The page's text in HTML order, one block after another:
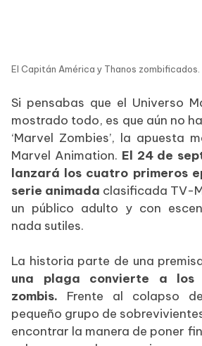
El Capitán América y Thanos zombificados.
Si pensabas que el Universo
mostrado todo, es que aún no
‘Marvel Zombies’, la apuesta
Marvel Animation. El 24 de
lanzará los cuatro primeros
serie animada clasificada TV-
un público adulto y con
nada sutiles.
La historia parte de una
una plaga convierte a los
zombis. Frente al colapso
pequeño grupo de
encontrar la manera de poner